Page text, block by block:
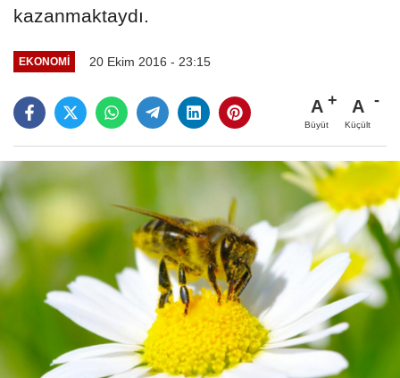
kazanmaktaydı.
EKONOMI 20 Ekim 2016 - 23:15
A
Büyüt
A
Küçült